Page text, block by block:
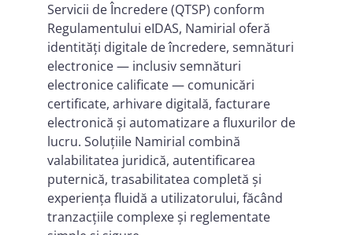
Servicii de Încredere (QTSP) conform
Regulamentului eIDAS, Namirial oferă
identități digitale de încredere, semnături
electronice — inclusiv semnături
electronice calificate — comunicări
certificate, arhivare digitală, facturare
electronică și automatizare a fluxurilor de
lucru. Soluțiile Namirial combină
valabilitatea juridică, autentificarea
puternică, trasabilitatea completă și
experiența fluidă a utilizatorului, făcând
tranzacțiile complexe și reglementate